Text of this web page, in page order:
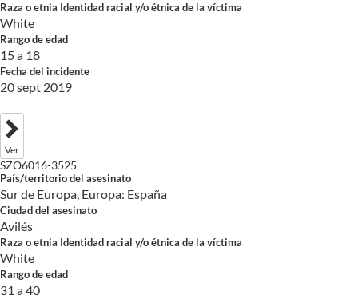
Raza o etnia Identidad racial y/o étnica de la víctima
White
Rango de edad
15 a 18
Fecha del incidente
20 sept 2019
Ver
SZO6016-3525
País/territorio del asesinato
Sur de Europa, Europa: España
Ciudad del asesinato
Avilés
Raza o etnia Identidad racial y/o étnica de la víctima
White
Rango de edad
31 a 40